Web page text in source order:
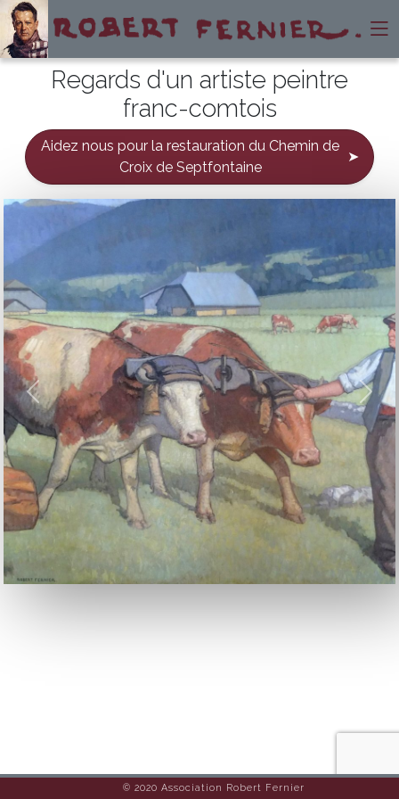
Regards d'un artiste peintre
franc-comtois
Aidez nous pour la restauration du Chemin de
Croix de Septfontaine
➤
Previous Next
© 2020 Association Robert Fernier